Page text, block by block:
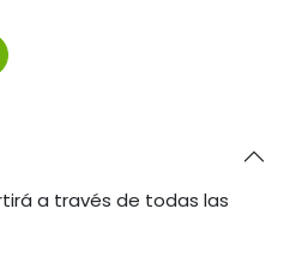
a través de todas las